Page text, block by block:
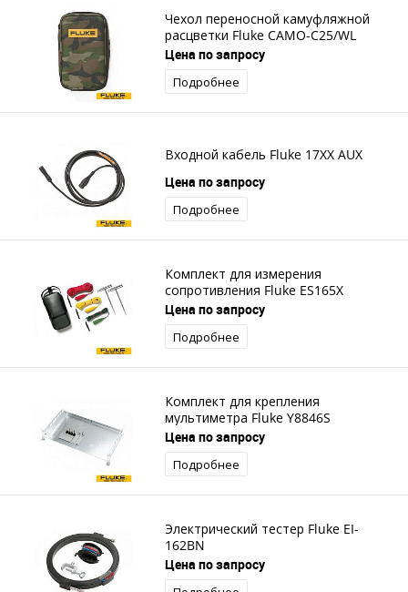
Чехол переносной камуфляжной
расцветки Fluke CAMO-C25/WL
Цена по запросу
Подробнее
Входной кабель Fluke 17XX AUX
Цена по запросу
Подробнее
Комплект для измерения
сопротивления Fluke ES165X
Цена по запросу
Подробнее
Комплект для крепления
мультиметра Fluke Y8846S
Цена по запросу
Подробнее
Электрический тестер Fluke EI-
162BN
Цена по запросу